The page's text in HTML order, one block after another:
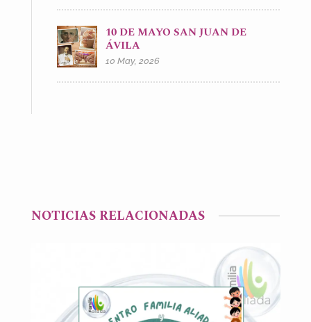
10 DE MAYO SAN JUAN DE
ÁVILA
10 May, 2026
NOTICIAS RELACIONADAS